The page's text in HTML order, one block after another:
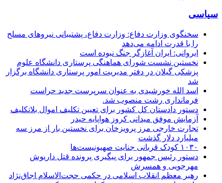
سیاسی
سخنگوی وزارت دفاع: وزارت دفاع، پشتیبانی نیرو‌های مسلح
را با قدرت ادامه می‌دهد
ایروانی: ایران آغازگر جنگ نبوده است
نخستین نشست شورای هماهنگی پرستاری دانشگاه علوم
پزشکی گیلان در دفتر مدیریت امور پرستاری دانشگاه برگزار
شد
اسد الله خورشیدی به عنوان سرپرست جدید حراست
فرمانداری رشت منصوب شد.
دستور دادستان کل کشور برای تعیین تکلیف اموال بلاتکلیف
آزمایش موفق میدانی کروز هواپایه حیدر
تجارت خارجی مرز پرویزخان برای نخستین بار از مرز سه
میلیارد دلار گذشت
۱۰۳۰ کودک قربانی جنایت صهیونیست‌ها
دستور رئیس جمهور برای پیگیری پرونده قتل داریوش
مهرجویی و همسرش
رهبر معظم انقلاب اسلامی در حکمی حجت‌الاسلام اجاق‌نژاد